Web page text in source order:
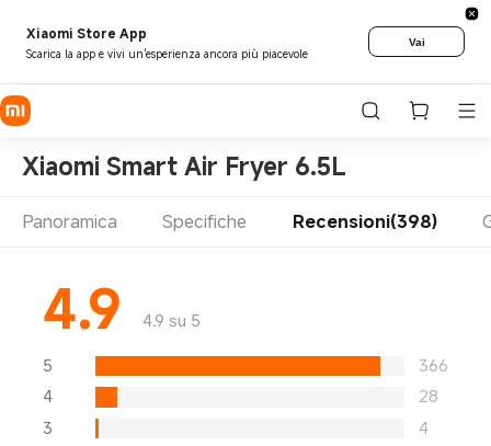
Xiaomi Store App
Scarica la app e vivi un'esperienza ancora più piacevole
Vai
Xiaomi Smart Air Fryer 6.5L
Panoramica Specifiche Recensioni(398)
4.9 4.9 su 5
5
366
4
28
3
4